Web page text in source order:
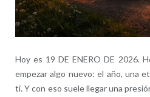
Hoy es 19 DE ENERO DE 2026.
empezar algo nuevo: el año, una
ti. Y con eso suele llegar una